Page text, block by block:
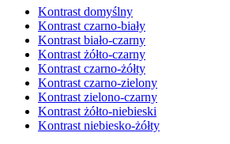
Kontrast domyślny
Kontrast czarno-biały
Kontrast biało-czarny
Kontrast żółto-czarny
Kontrast czarno-żółty
Kontrast czarno-zielony
Kontrast zielono-czarny
Kontrast żółto-niebieski
Kontrast niebiesko-żółty